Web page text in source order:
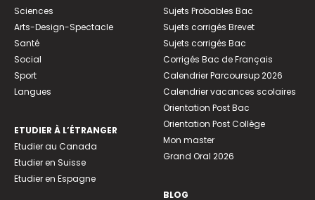
Sciences
Arts-Design-Spectacle
Santé
Social
Sport
Langues
ETUDIER À L’ÉTRANGER
Etudier au Canada
Etudier en Suisse
Etudier en Espagne
Sujets Probables Bac
Sujets corrigés Brevet
Sujets corrigés Bac
Corrigés Bac de Français
Calendrier Parcoursup 2026
Calendrier vacances scolaires
Orientation Post Bac
Orientation Post Collège
Mon master
Grand Oral 2026
BLOG